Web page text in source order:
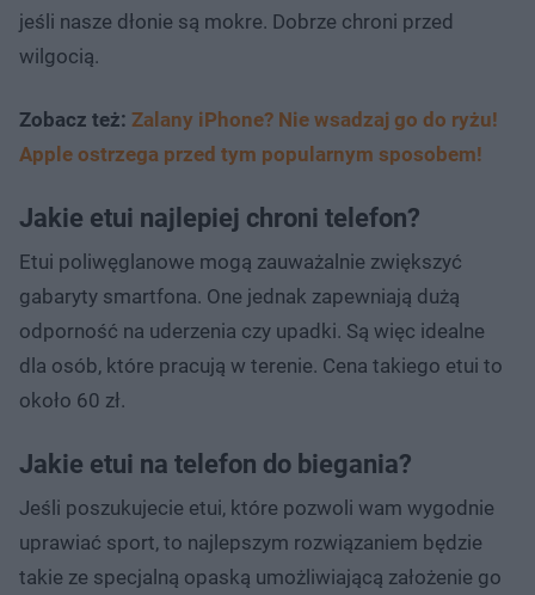
jeśli nasze dłonie są mokre. Dobrze chroni przed
wilgocią.
Zobacz też: Zalany iPhone? Nie wsadzaj go do ryżu!
Apple ostrzega przed tym popularnym sposobem!
Jakie etui najlepiej chroni telefon?
Etui poliwęglanowe mogą zauważalnie zwiększyć
gabaryty smartfona. One jednak zapewniają dużą
odporność na uderzenia czy upadki. Są więc idealne
dla osób, które pracują w terenie. Cena takiego etui to
około 60 zł.
Jakie etui na telefon do biegania?
Jeśli poszukujecie etui, które pozwoli wam wygodnie
uprawiać sport, to najlepszym rozwiązaniem będzie
takie ze specjalną opaską umożliwiającą założenie go